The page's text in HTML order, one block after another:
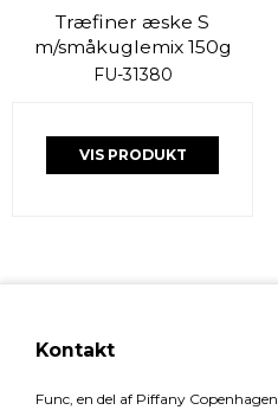
Træfiner æske S
m/småkuglemix 150g
FU-31380
VIS PRODUKT
Kontakt
Func, en del af Piffany Copenhagen